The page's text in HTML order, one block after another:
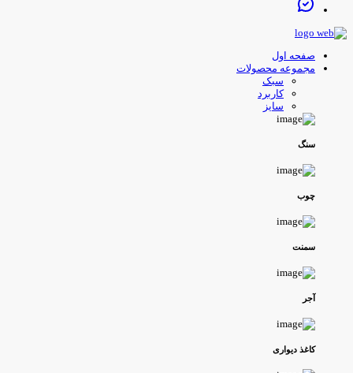
صفحه اول
مجموعه محصولات
سبک
کاربرد
سایز
سنگ
چوب
سمنت
آجر
کاغذ دیواری